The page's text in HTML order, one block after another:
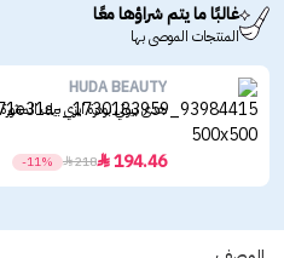
غالبًا ما يتم شراؤها معًا
المنتجات الموصى بها
HUDA BEAUTY
هدى بيوتي بودرة ايزي بيك المنثورة
194.46

218

-11%